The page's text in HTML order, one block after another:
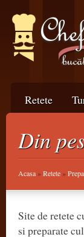
Retete
Din
Acasa»Retete»
Site de retete
si preparate